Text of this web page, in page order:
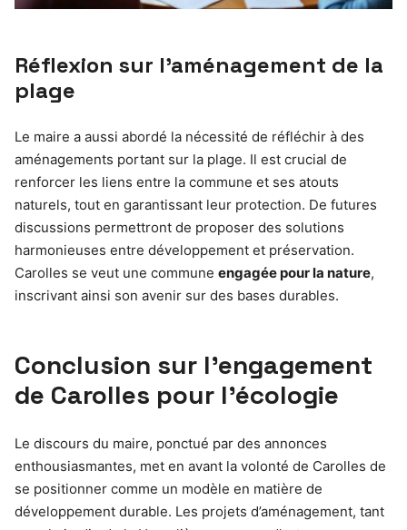
Réflexion sur l’aménagement de la
plage
Le maire a aussi abordé la nécessité de réfléchir à des
aménagements portant sur la plage. Il est crucial de
renforcer les liens entre la commune et ses atouts
naturels, tout en garantissant leur protection. De futures
discussions permettront de proposer des solutions
harmonieuses entre développement et préservation.
Carolles se veut une commune engagée pour la nature,
inscrivant ainsi son avenir sur des bases durables.
Conclusion sur l’engagement
de Carolles pour l’écologie
Le discours du maire, ponctué par des annonces
enthousiasmantes, met en avant la volonté de Carolles de
se positionner comme un modèle en matière de
développement durable. Les projets d’aménagement, tant